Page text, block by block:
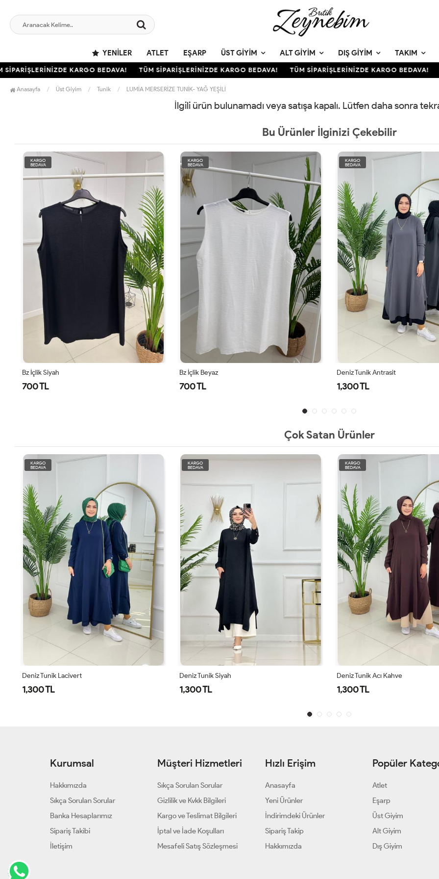
YENILER ATLET EŞARP ÜST GIYIM ALT GIYIM DIŞ GIYIM TAKIM
KARGO BEDAVA! TÜM SİPARİŞLERİNİZDE KARGO BEDAVA! TÜM SİPARİŞLERİNİZDE KARGO BEDAVA!
Anasayfa Üst Giyim Tunik LUMİA MERSERİZE TUNİK- YAĞ YEŞİLİ
İlgili ürün bulunamadı veya satışa kapalı. Lütfen daha sonra
Bu Ürünler İlginizi Çekebilir
KARGO
BEDAVA
Bz İçlik Beyaz
700 TL
KARGO
BEDAVA
Deniz Tunik Antrasit
1,300 TL
KARGO
BEDAVA
Deniz Tunik Lacivert
1,300 TL
Çok Satan Ürünler
KARGO
BEDAVA
Deniz Tunik Siyah
1,300 TL
KARGO
BEDAVA
Deniz Tunik Acı Kahve
1,300 TL
KARGO
BEDAVA
Deniz Tunik Mor
1,300 TL
Kurumsal
Hakkımızda
Sıkça Sorulan Sorular
Banka Hesaplarımız
Sipariş Takibi
İletişim
Müşteri Hizmetleri
Sıkça Sorulan Sorular
Gizlilik ve Kvkk Bilgileri
Kargo ve Teslimat Bilgileri
İptal ve İade Koşulları
Mesafeli Satış Sözleşmesi
Hızlı Erişim
Anasayfa
Yeni Ürünler
İndirimdeki Ürünler
Sipariş Takip
Hakkımızda
Popüler
Atlet
Eşarp
Üst Giyim
Alt Giyim
Dış Giyim